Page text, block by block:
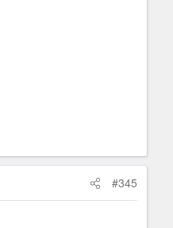
#345